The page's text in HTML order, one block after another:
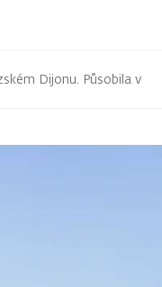
Dijonu. Působila v